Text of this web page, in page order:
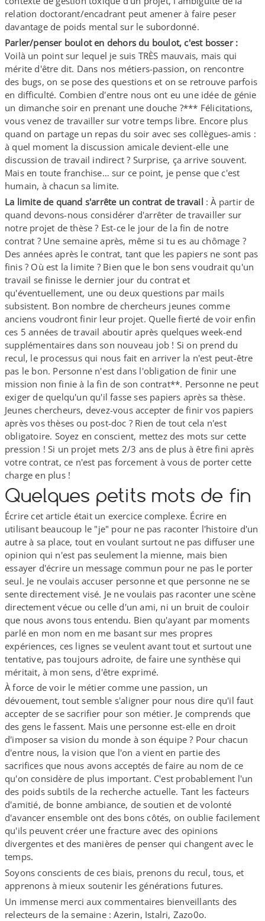
relation doctorant/​encadrant peut amener à faire peser
davantage de poids mental sur le subordonné.
Parler/​penser boulot en dehors du boulot, c'est bosser :
Voilà un point sur lequel je suis TRÈS mauvais, mais qui
mérite d'être dit. Dans nos métiers-​passion, on rencontre
des bugs, on se pose des questions et on se retrouve parfois
en difficulté. Combien d'entre nous ont eu une idée de génie
un dimanche soir en prenant une douche ?*** Félicitations,
vous venez de travailler sur votre temps libre. Encore plus
quand on partage un repas du soir avec ses collègues-​amis :
à quel moment la discussion amicale devient-​elle une
discussion de travail indirect ? Surprise, ça arrive souvent.
Mais en toute franchise… sur ce point, je pense que c'est
humain, à chacun sa limite.
La limite de quand s'arrête un contrat de travail : À partir de
quand devons-​nous considérer d'arrêter de travailler sur
notre projet de thèse ? Est-​ce le jour de la fin de notre
contrat ? Une semaine après, même si tu es au chômage ?
Des années après le contrat, tant que les papiers ne sont pas
finis ? Où est la limite ? Bien que le bon sens voudrait qu'un
travail se finisse le dernier jour du contrat et
qu'éventuellement, une ou deux questions par mails
subsistent. Bon nombre de chercheurs jeunes comme
anciens voudront finir leur projet. Quelle fierté de voir enfin
ces 5 années de travail aboutir après quelques week-​end
supplémentaires dans son nouveau job ! Si on prend du
recul, le processus qui nous fait en arriver la n'est peut-​être
pas le bon. Personne n'est dans l'obligation de finir une
mission non finie à la fin de son contrat**. Personne ne peut
exiger de quelqu'un qu'il fasse ses papiers après sa thèse.
Jeunes chercheurs, devez-​vous accepter de finir vos papiers
après vos thèses ou post-​doc ? Rien de tout cela n'est
obligatoire. Soyez en conscient, mettez des mots sur cette
pression ! Si un projet mets 2/​3 ans de plus à être fini après
votre contrat, ce n'est pas forcement à vous de porter cette
charge en plus !
Quelques petits mots de fin
Écrire cet article était un exercice complexe. Écrire en
utilisant beaucoup le "je" pour ne pas raconter l'histoire d'un
autre à sa place, tout en voulant surtout ne pas diffuser une
opinion qui n'est pas seulement la mienne, mais bien
essayer d'écrire un message commun pour ne pas le porter
seul. Je ne voulais accuser personne et que personne ne se
sente directement visé. Je ne voulais pas raconter une scène
directement vécue ou celle d'un ami, ni un bruit de couloir
que nous avons tous entendu. Bien qu'ayant par moments
parlé en mon nom en me basant sur mes propres
expériences, ces lignes se veulent avant tout et surtout une
tentative, pas toujours adroite, de faire une synthèse qui
méritait, à mon sens, d'être exprimé.
À force de voir le métier comme une passion, un
dévouement, tout semble s'aligner pour nous dire qu'il faut
accepter de se sacrifier pour son métier. Je comprends que
des gens le fassent. Mais une personne est-​elle en droit
d'imposer sa vision du monde à son équipe ? Pour chacun
d'entre nous, la vision que l'on a vient en partie des
sacrifices que nous avons acceptés de faire au nom de ce
qu'on considère de plus important. C'est probablement l'un
des poids subtils de la recherche actuelle. Tant les facteurs
d'amitié, de bonne ambiance, de soutien et de volonté
d'avancer ensemble ont des bons côtés, on oublie facilement
qu'ils peuvent créer une fracture avec des opinions
divergentes et des manières de penser qui changent avec le
temps.
Soyons conscients de ces biais, prenons du recul, tous, et
apprenons à mieux soutenir les générations futures.
Un immense merci aux commentaires bienveillants des
relecteurs de la semaine : Azerin, Istalri, Zazo0o.